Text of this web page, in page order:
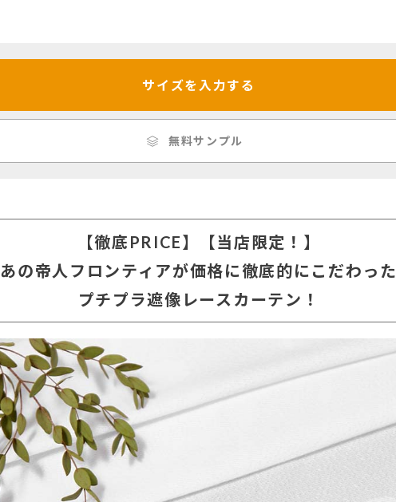
サイズを入力する
無料サンプル
【徹底PRICE】【当店限定！】
あの帝人フロンティアが価格に徹底的にこだわった
プチプラ遮像レースカーテン！